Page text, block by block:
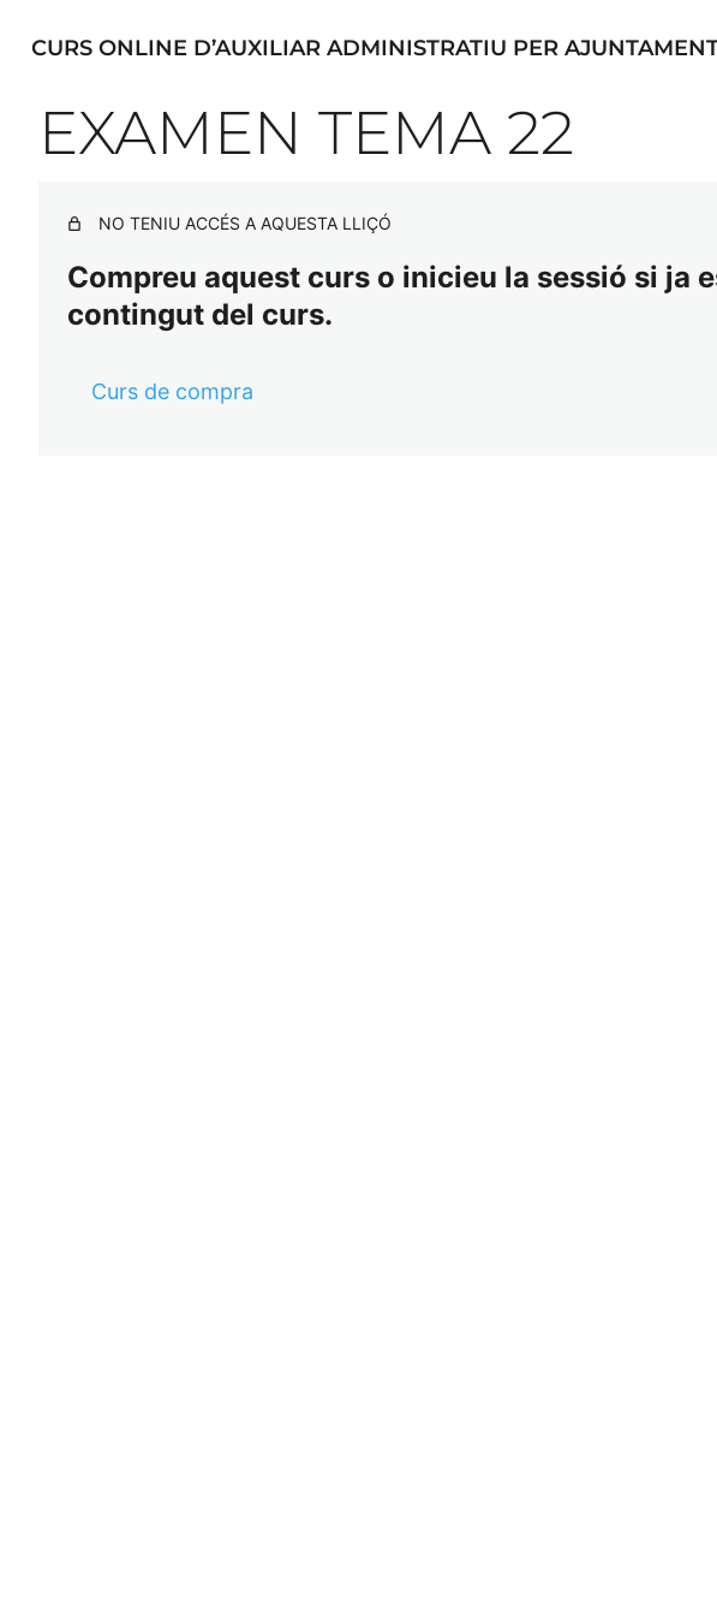
CURS ONLINE D’AUXILIAR ADMINISTRATIU PER
EXAMEN TEMA 22
NO TENIU ACCÉS A AQUESTA LLIÇÓ
Compreu aquest curs o inicieu la sessió si ja
contingut del curs.
Curs de compra